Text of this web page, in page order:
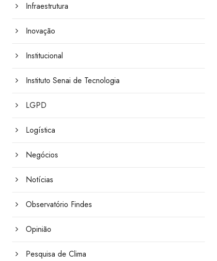
Infraestrutura
Inovação
Institucional
Instituto Senai de Tecnologia
LGPD
Logística
Negócios
Notícias
Observatório Findes
Opinião
Pesquisa de Clima